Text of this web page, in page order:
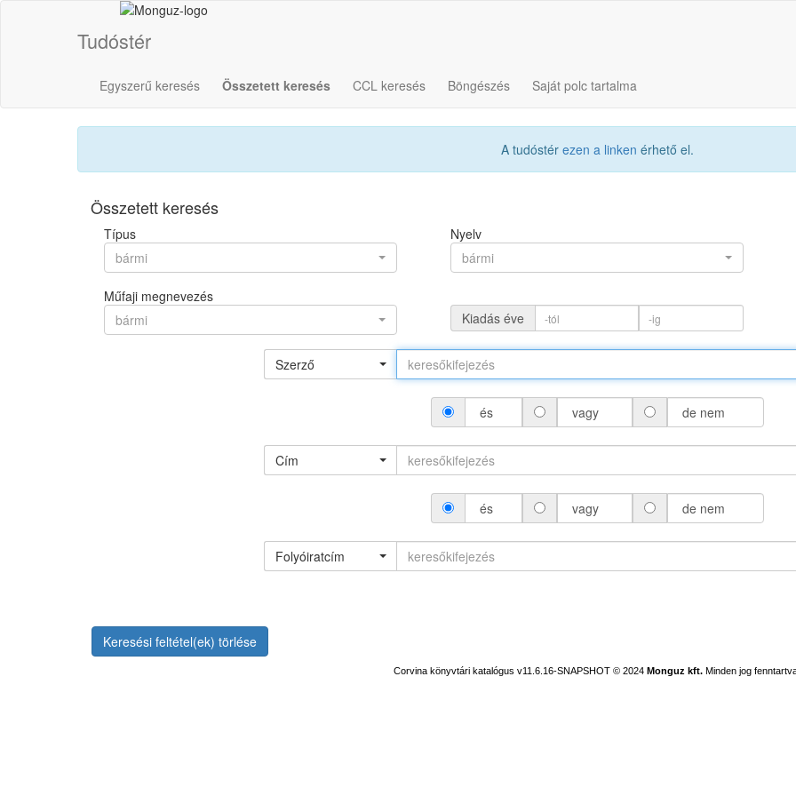
Tudóstér
Egyszerű keresés Összetett keresés CCL keresés Böngészés Saját polc tartalma
A tudóstér ezen a linken érhető el.
Összetett keresés
Típus
bármi
Nyelv
bármi
Műfaji megnevezés
bármi
Kiadás éve
Szerző
és vagy de nem
Cím
és vagy de nem
Folyóiratcím
Keresési feltétel(ek) törlése
Corvina könyvtári katalógus v11.6.16-SNAPSHOT © 2024 Monguz kft. Minden jog